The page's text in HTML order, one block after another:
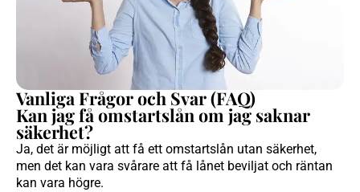
Vanliga Frågor och Svar (FAQ)
Kan jag få omstartslån om jag saknar
säkerhet?
Ja, det är möjligt att få ett omstartslån utan säkerhet,
men det kan vara svårare att få lånet beviljat och räntan
kan vara högre.